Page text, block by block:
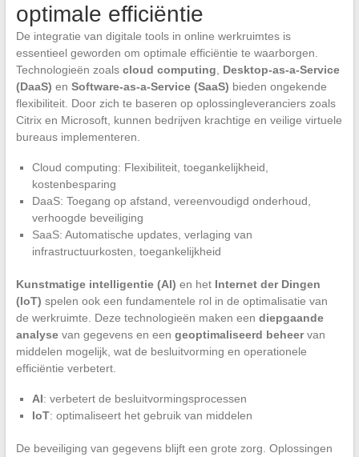
optimale efficiëntie
De integratie van digitale tools in online werkruimtes is
essentieel geworden om optimale efficiëntie te waarborgen.
Technologieën zoals cloud computing
Desktop-as-a-Service
(DaaS) en Software-as-a-Service (SaaS) bieden ongekende
flexibiliteit. Door zich te baseren op oplossingleveranciers zoals
Citrix en Microsoft, kunnen bedrijven krachtige en veilige virtuele
bureaus implementeren.
Cloud computing: Flexibiliteit, toegankelijkheid,
kostenbesparing
DaaS: Toegang op afstand, vereenvoudigd onderhoud,
verhoogde beveiliging
SaaS: Automatische updates, verlaging van
infrastructuurkosten, toegankelijkheid
Kunstmatige intelligentie (AI) en het Internet der Dingen
(IoT) spelen ook een fundamentele rol in de optimalisatie van
de werkruimte. Deze technologieën maken een diepgaande
analysevan gegevens en een geoptimaliseerd beheervan
middelen mogelijk, wat de besluitvorming en operationele
efficiëntie verbetert.
AI: verbetert de besluitvormingsprocessen
IoT: optimaliseert het gebruik van middelen
De beveiliging van gegevens blijft een grote zorg. Oplossingen